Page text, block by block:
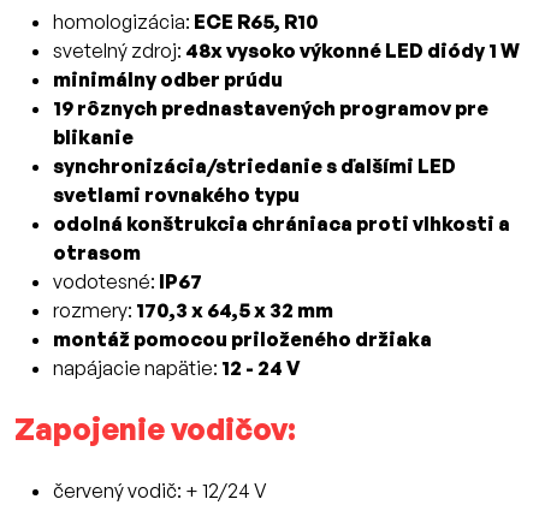
homologizácia: ECE R65, R10
svetelný zdroj: 48x vysoko výkonné LED diódy 1 W
minimálny odber prúdu
19 rôznych prednastavených programov pre
blikanie
synchronizácia/striedanie s ďalšími LED
svetlami rovnakého typu
odolná konštrukcia chrániaca proti vlhkosti a
otrasom
vodotesné: IP67
rozmery: 170,3 x 64,5 x 32 mm
montáž pomocou priloženého držiaka
napájacie napätie: 12 - 24 V
Zapojenie vodičov:
červený vodič: + 12/24 V